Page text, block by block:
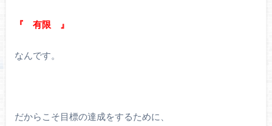
『 有限 』
なんです。
だからこそ目標の達成をするために、